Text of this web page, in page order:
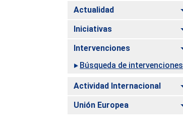
Actualidad
Iniciativas
Intervenciones
Búsqueda de intervenciones
Actividad Internacional
Unión Europea